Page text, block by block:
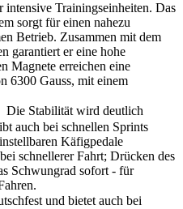
intensive Trainingseinheiten. Das
sorgt für einen nahezu
Betrieb. Zusammen mit dem
garantiert er eine hohe
Magnete erreichen eine
6300 Gauss, mit einem
‍Die Stabilität wird deutlich
auch bei schnellen Sprints
Käfigpedale
schnellerer Fahrt; Drücken des
Schwungrad sofort - für
und bietet auch bei